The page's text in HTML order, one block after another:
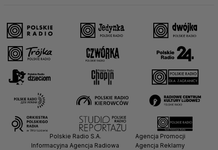
Polskie Radio S.A.
Informacyjna Agencja Radiowa
Agencja Promocji
Agencja Reklamy